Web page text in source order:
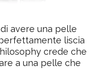
avere una pelle
liscia
crede che
a una pelle che